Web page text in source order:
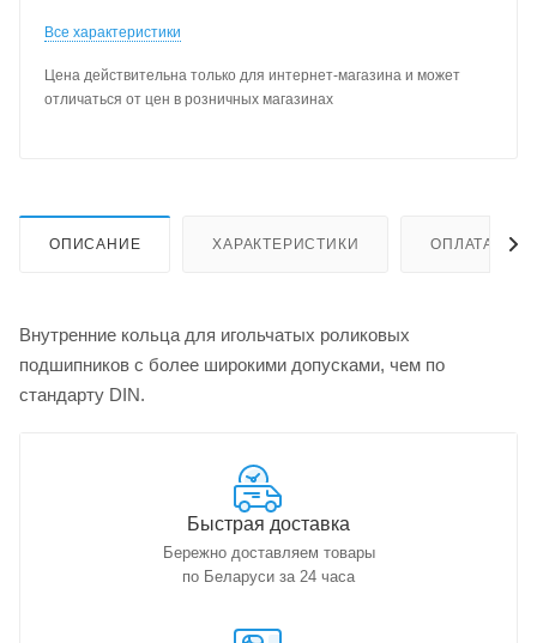
Все характеристики
Цена действительна только для интернет-магазина и может
отличаться от цен в розничных магазинах
ОПИСАНИЕ ХАРАКТЕРИСТИКИ ОПЛАТА
Внутренние кольца для игольчатых роликовых
подшипников с более широкими допусками, чем по
стандарту DIN.
Быстрая доставка
Бережно доставляем товары
по Беларуси за 24 часа